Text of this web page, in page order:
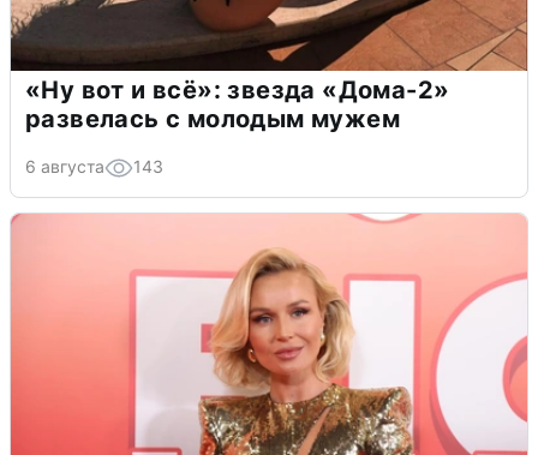
«Ну вот и всё»: звезда «Дома-2»
развелась с молодым мужем
6 августа 143